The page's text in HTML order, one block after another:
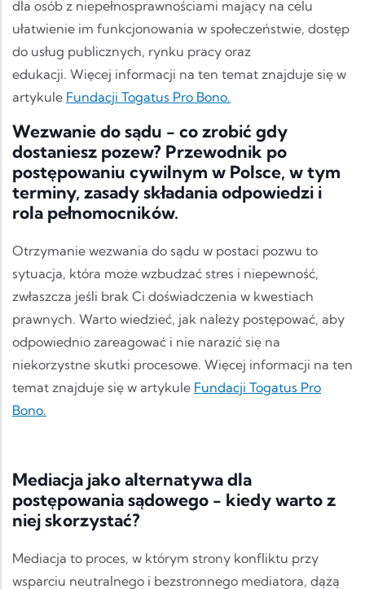
dla osób z niepełnosprawnościami mający na celu
ułatwienie im funkcjonowania w społeczeństwie, dostęp
do usług publicznych, rynku pracy oraz
edukacji. Więcej informacji na ten temat znajduje się w
artykule Fundacji Togatus Pro Bono.
Wezwanie do sądu - co zrobić gdy
dostaniesz pozew? Przewodnik po
postępowaniu cywilnym w Polsce, w tym
terminy, zasady składania odpowiedzi i
rola pełnomocników.
Otrzymanie wezwania do sądu w postaci pozwu to
sytuacja, która może wzbudzać stres i niepewność,
zwłaszcza jeśli brak Ci doświadczenia w kwestiach
prawnych. Warto wiedzieć, jak należy postępować, aby
odpowiednio zareagować i nie narazić się na
niekorzystne skutki procesowe. Więcej informacji na ten
temat znajduje się w artykule Fundacji Togatus Pro
Bono.
Mediacja jako alternatywa dla
postępowania sądowego - kiedy warto z
niej skorzystać?
Mediacja to proces, w którym strony konfliktu przy
wsparciu neutralnego i bezstronnego mediatora, dążą